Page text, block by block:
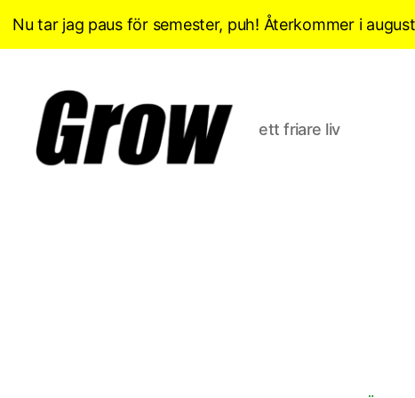
Nu tar jag paus för semester, puh! Återkommer i
ett friare liv